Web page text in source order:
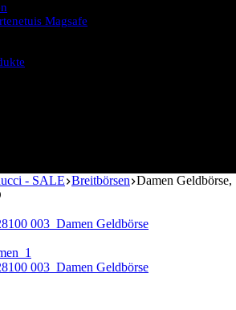
Magsafe
- SALE Breitbörsen Damen Geldbörse,